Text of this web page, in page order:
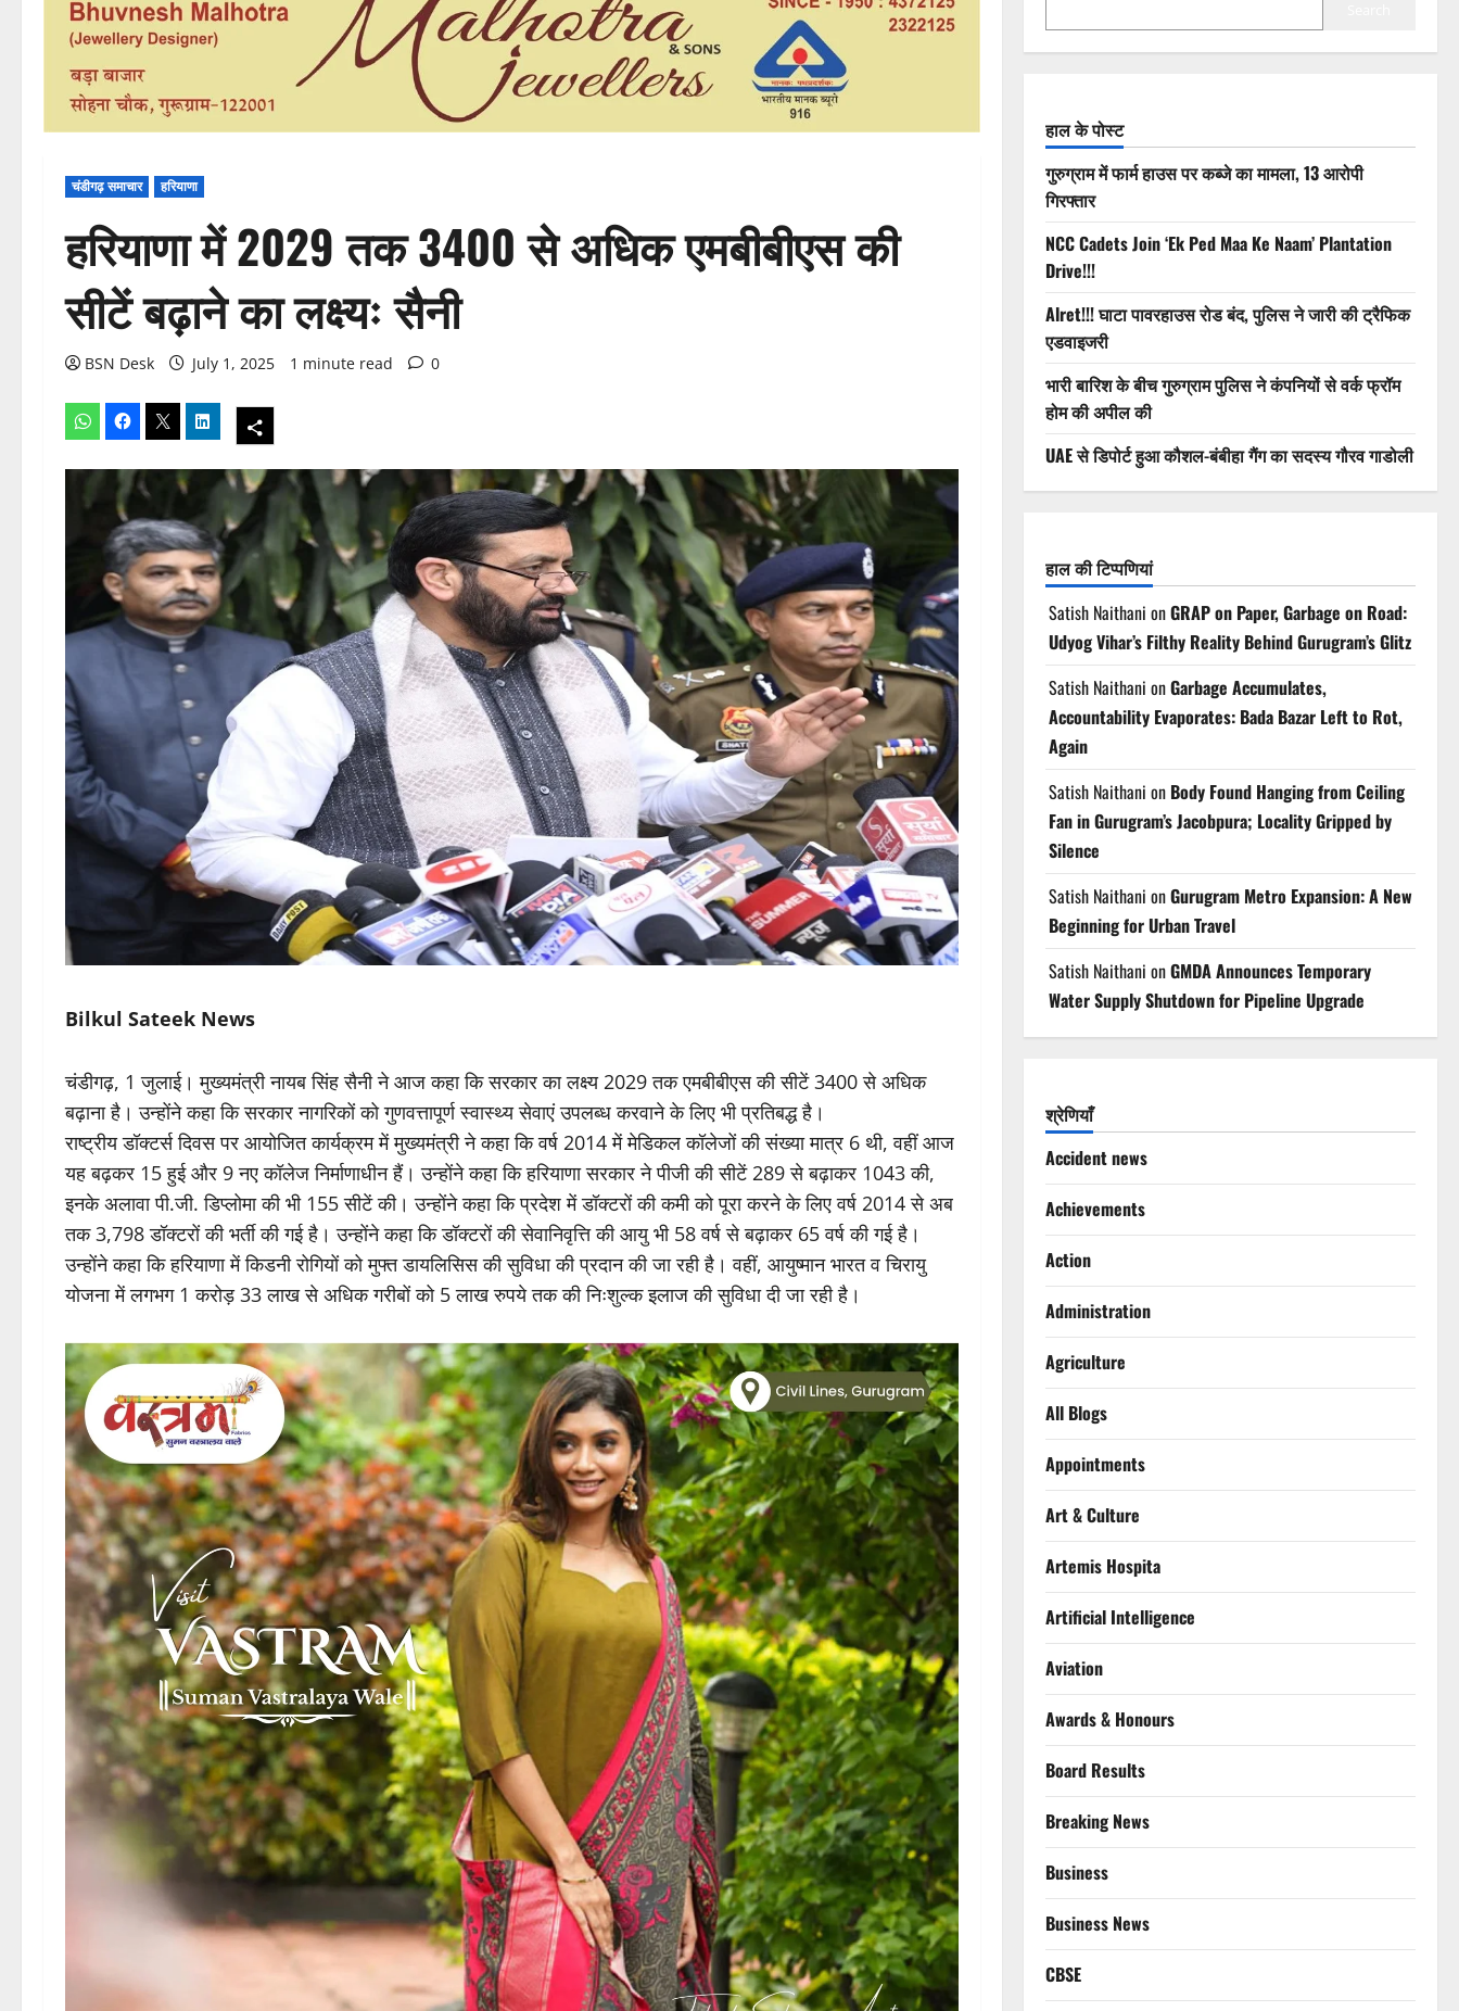
चंडीगढ़ समाचार हरियाणा
हरियाणा में 2029 तक 3400 से अधिक एमबीबीएस की
सीटें बढ़ाने का लक्ष्यः सैनी
BSN Desk July 1, 2025 1 minute read 0
Bilkul Sateek News
चंडीगढ़, 1 जुलाई। मुख्यमंत्री नायब सिंह सैनी ने आज कहा कि सरकार का लक्ष्य 2029 तक एमबीबीएस की सीटें 3400 से अधिक
बढ़ाना है। उन्होंने कहा कि सरकार नागरिकों को गुणवत्तापूर्ण स्वास्थ्य सेवाएं उपलब्ध करवाने के लिए भी प्रतिबद्ध है।
राष्ट्रीय डॉक्टर्स दिवस पर आयोजित कार्यक्रम में मुख्यमंत्री ने कहा कि वर्ष 2014 में मेडिकल कॉलेजों की संख्या मात्र 6 थी, वहीं आज
यह बढ़कर 15 हुई और 9 नए कॉलेज निर्माणाधीन हैं। उन्होंने कहा कि हरियाणा सरकार ने पीजी की सीटें 289 से बढ़ाकर 1043 की,
इनके अलावा पी.जी. डिप्लोमा की भी 155 सीटें की। उन्होंने कहा कि प्रदेश में डॉक्टरों की कमी को पूरा करने के लिए वर्ष 2014 से अब
तक 3,798 डॉक्टरों की भर्ती की गई है। उन्होंने कहा कि डॉक्टरों की सेवानिवृत्ति की आयु भी 58 वर्ष से बढ़ाकर 65 वर्ष की गई है।
उन्होंने कहा कि हरियाणा में किडनी रोगियों को मुफ्त डायलिसिस की सुविधा की प्रदान की जा रही है। वहीं, आयुष्मान भारत व चिरायु
योजना में लगभग 1 करोड़ 33 लाख से अधिक गरीबों को 5 लाख रुपये तक की निःशुल्क इलाज की सुविधा दी जा रही है।
हाल के पोस्ट
गुरुग्राम में फार्म हाउस पर कब्जे का मामला, 13 आरोपी
गिरफ्तार
NCC Cadets Join ‘Ek Ped Maa Ke Naam’ Plantation
Drive!!!
Alret!!! घाटा पावरहाउस रोड बंद, पुलिस ने जारी की ट्रैफिक
एडवाइजरी
भारी बारिश के बीच गुरुग्राम पुलिस ने कंपनियों से वर्क फ्रॉम
होम की अपील की
UAE से डिपोर्ट हुआ कौशल-बंबीहा गैंग का सदस्य गौरव गाडोली
हाल की टिप्पणियां
Satish Naithani onGRAP on Paper, Garbage on Road:
Udyog Vihar’s Filthy Reality Behind Gurugram’s Glitz
Satish Naithani onGarbage Accumulates,
Accountability Evaporates: Bada Bazar Left to Rot,
Again
Satish Naithani on Body Found Hanging from Ceiling
Fan in Gurugram’s Jacobpura; Locality Gripped by
Silence
Satish Naithani onGurugram Metro Expansion: A New
Beginning for Urban Travel
Satish Naithani onGMDA Announces Temporary
Water Supply Shutdown for Pipeline Upgrade
श्रेणियाँ
Accident news
Achievements
Action
Administration
Agriculture
All Blogs
Appointments
Art & Culture
Artemis Hospita
Artificial Intelligence
Aviation
Awards & Honours
Board Results
Breaking News
Business
Business News
CBSE